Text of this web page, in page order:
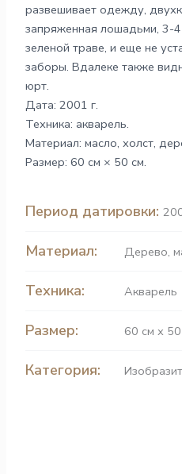
развешивает одежду,
запряженная лошадьми, 3-
зеленой траве, и еще не
заборы. Вдалеке также
юрт.
Дата: 2001 г.
Техника: акварель.
Материал: масло, холст,
Размер: 60 см × 50 см.
Период датировки:
Материал: Дерево,
Техника: Акварель
Размер: 60 см х
Категория: